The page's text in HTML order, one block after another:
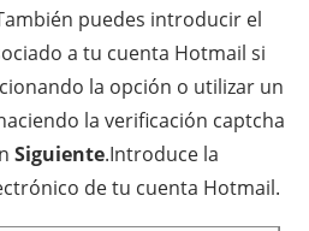
puedes introducir el
a tu cuenta Hotmail si
la opción o utilizar un
la verificación captcha
Siguiente.Introduce la
de tu cuenta Hotmail.